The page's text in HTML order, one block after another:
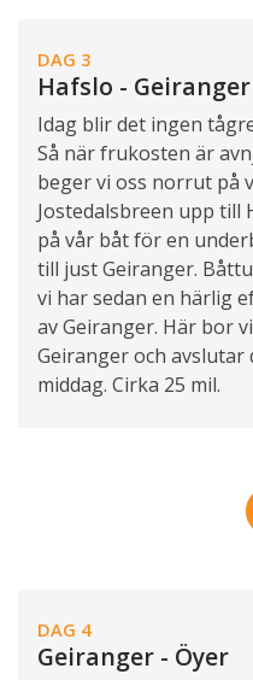
DAG 3
Hafslo - Geiranger
Idag blir det ingen
Så när frukosten är
beger vi oss norrut på
Jostedalsbreen upp till
på vår båt för en
till just Geiranger.
vi har sedan en härlig
av Geiranger. Här bor
Geiranger och avslutar
middag. Cirka 25 mil.
DAG 4
Geiranger - Öyer